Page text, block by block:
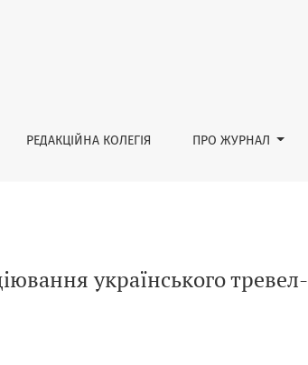
українського тревел-контенту в
РЕДАКЦІЙНА КОЛЕГІЯ ПРО ЖУРНАЛ
мовою є:
українського